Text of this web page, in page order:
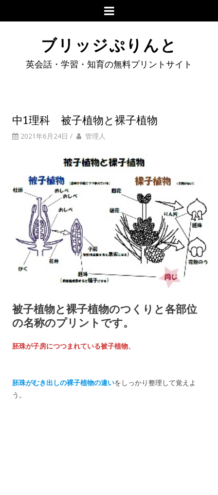
ブリッジぷりんと
英会話・学習・知育の無料プリントサイト
中1理科 被子植物と裸子植物
2021年6月24日 / 管理人
被子植物と裸子植物のつくりと各部位
の名称のプリントです。
胚珠が子房につつまれている被子植物、
胚珠がむき出しの裸子植物の違いをしっかり整理して覚えよ
う。